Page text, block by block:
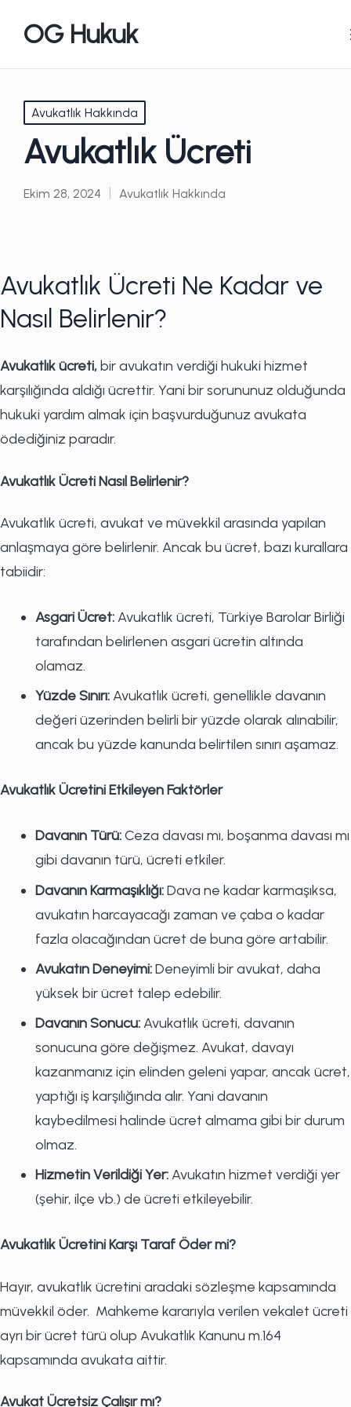
OG Hukuk
Posted
Avukatlık Hakkında
Avukatlık Ücreti
Ekim 28, 2024
Posted
Avukatlık Hakkında
Avukatlık Ücreti Ne Kadar ve
Nasıl Belirlenir?
Avukatlık ücreti, bir avukatın verdiği hukuki hizmet
karşılığında aldığı ücrettir. Yani bir sorununuz olduğunda
hukuki yardım almak için başvurduğunuz avukata
ödediğiniz paradır.
Avukatlık Ücreti Nasıl Belirlenir?
Avukatlık ücreti, avukat ve müvekkil arasında yapılan
anlaşmaya göre belirlenir. Ancak bu ücret, bazı kurallara
tabiidir:
Asgari Ücret: Avukatlık ücreti, Türkiye Barolar Birliği
tarafından belirlenen asgari ücretin altında
olamaz.
Yüzde Sınırı: Avukatlık ücreti, genellikle davanın
değeri üzerinden belirli bir yüzde olarak alınabilir,
ancak bu yüzde kanunda belirtilen sınırı aşamaz.
Avukatlık Ücretini Etkileyen Faktörler
Davanın Türü:Ceza davası mı, boşanma davası mı
gibi davanın türü, ücreti etkiler.
Davanın Karmaşıklığı:Dava ne kadar karmaşıksa,
avukatın harcayacağı zaman ve çaba o kadar
fazla olacağından ücret de buna göre artabilir.
Avukatın Deneyimi:Deneyimli bir avukat, daha
yüksek bir ücret talep edebilir.
Davanın Sonucu: Avukatlık ücreti, davanın
sonucuna göre değişmez. Avukat, davayı
kazanmanız için elinden geleni yapar, ancak ücret,
yaptığı iş karşılığında alır. Yani davanın
kaybedilmesi halinde ücret almama gibi bir durum
olmaz.
Hizmetin Verildiği Yer: Avukatın hizmet verdiği yer
(şehir, ilçe vb.) de ücreti etkileyebilir.
Avukatlık Ücretini Karşı Taraf Öder mi?
Hayır, avukatlık ücretini aradaki sözleşme kapsamında
müvekkil öder. Mahkeme kararıyla verilen vekalet ücreti
ayrı bir ücret türü olup Avukatlık Kanunu m.164
kapsamında avukata aittir.
Avukat Ücretsiz Çalışır mı?